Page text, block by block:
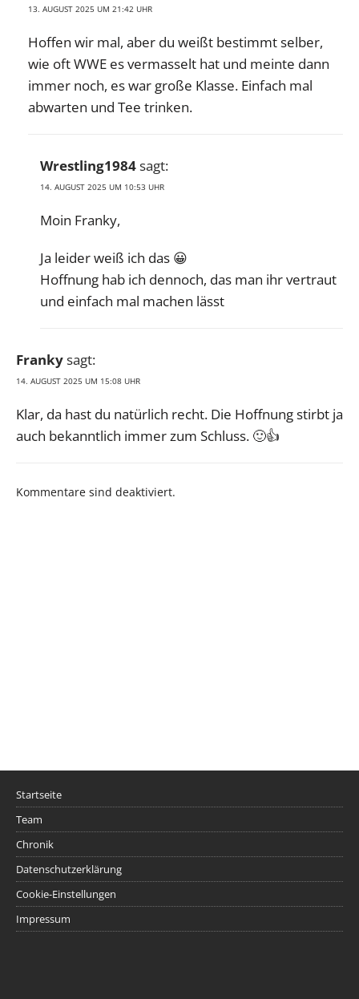
13. AUGUST 2025 UM 21:42 UHR
Hoffen wir mal, aber du weißt bestimmt selber,
wie oft WWE es vermasselt hat und meinte dann
immer noch, es war große Klasse. Einfach mal
abwarten und Tee trinken.
Wrestling1984sagt:
14. AUGUST 2025 UM 10:53 UHR
Moin Franky,
Ja leider weiß ich das 😀
Hoffnung hab ich dennoch, das man ihr vertraut
und einfach mal machen lässt
Frankysagt:
14. AUGUST 2025 UM 15:08 UHR
Klar, da hast du natürlich recht. Die Hoffnung stirbt ja
auch bekanntlich immer zum Schluss. 🙂👍
Kommentare sind deaktiviert.
Startseite
Team
Chronik
Datenschutzerklärung
Cookie-Einstellungen
Impressum